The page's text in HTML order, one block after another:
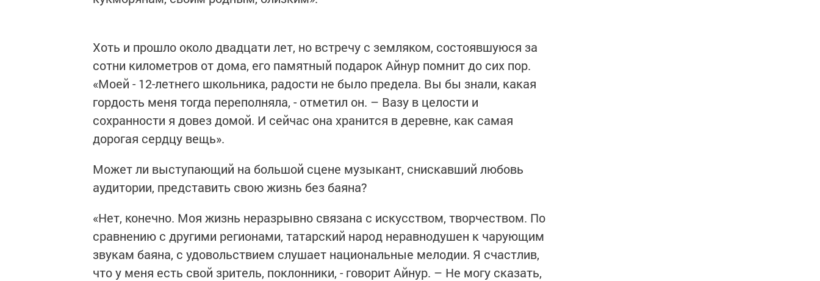
Хоть и прошло около двадцати лет, но встречу с земляком, состоявшуюся за
сотни километров от дома, его памятный подарок Айнур помнит до сих пор.
«Моей - 12-летнего школьника, радости не было предела. Вы бы знали, какая
гордость меня тогда переполняла, - отметил он. – Вазу в целости и
сохранности я довез домой. И сейчас она хранится в деревне, как самая
дорогая сердцу вещь».
Может ли выступающий на большой сцене музыкант, снискавший любовь
аудитории, представить свою жизнь без баяна?
«Нет, конечно. Моя жизнь неразрывно связана с искусством, творчеством. По
сравнению с другими регионами, татарский народ неравнодушен к чарующим
звукам баяна, с удовольствием слушает национальные мелодии. Я счастлив,
что у меня есть свой зритель, поклонники, - говорит Айнур. – Не могу сказать,